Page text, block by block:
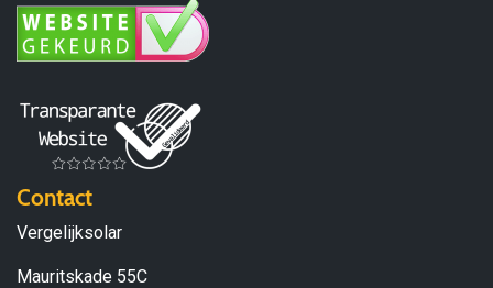
Contact
Vergelijksolar
Mauritskade 55C